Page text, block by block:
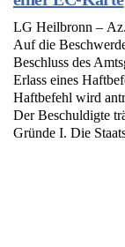
LG Heilbronn –
Auf die
Beschluss des
Erlass eines
Haftbefehl wird
Der Beschuldigte
Gründe I. Die